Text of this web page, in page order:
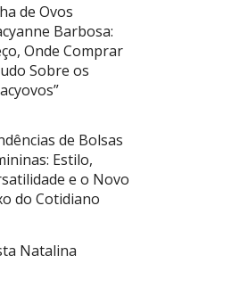
de Ovos
Barbosa:
Onde Comprar
Sobre os
de Bolsas
Estilo,
e o Novo
do Cotidiano
Natalina